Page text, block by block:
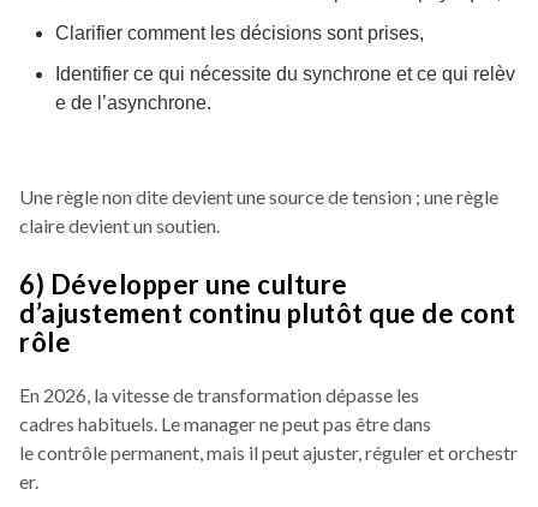
Clarifier comment les décisions sont prises,
Identifier ce qui nécessite du synchrone et ce qui relèv
e de l’asynchrone.
Une règle non dite devient une source de tension ; une règle
claire devient un soutien.
6) Développer une culture
d’ajustement continu plutôt que de cont
rôle
En 2026, la vitesse de transformation dépasse les
cadres habituels. Le manager ne peut pas être dans
le contrôle permanent, mais il peut ajuster, réguler et orchestr
er.